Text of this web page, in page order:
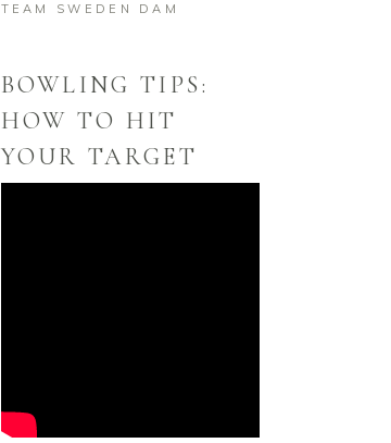
TEAM SWEDEN DAM
BOWLING TIPS:
HOW TO HIT
YOUR TARGET